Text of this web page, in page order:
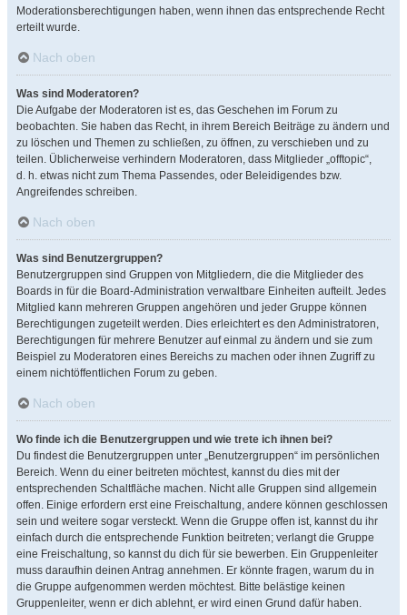
Moderationsberechtigungen haben, wenn ihnen das entsprechende Recht
erteilt wurde.
Nach oben
Was sind Moderatoren?
Die Aufgabe der Moderatoren ist es, das Geschehen im Forum zu
beobachten. Sie haben das Recht, in ihrem Bereich Beiträge zu ändern und
zu löschen und Themen zu schließen, zu öffnen, zu verschieben und zu
teilen. Üblicherweise verhindern Moderatoren, dass Mitglieder „offtopic“,
d. h. etwas nicht zum Thema Passendes, oder Beleidigendes bzw.
Angreifendes schreiben.
Nach oben
Was sind Benutzergruppen?
Benutzergruppen sind Gruppen von Mitgliedern, die die Mitglieder des
Boards in für die Board-Administration verwaltbare Einheiten aufteilt. Jedes
Mitglied kann mehreren Gruppen angehören und jeder Gruppe können
Berechtigungen zugeteilt werden. Dies erleichtert es den Administratoren,
Berechtigungen für mehrere Benutzer auf einmal zu ändern und sie zum
Beispiel zu Moderatoren eines Bereichs zu machen oder ihnen Zugriff zu
einem nichtöffentlichen Forum zu geben.
Nach oben
Wo finde ich die Benutzergruppen und wie trete ich ihnen bei?
Du findest die Benutzergruppen unter „Benutzergruppen“ im persönlichen
Bereich. Wenn du einer beitreten möchtest, kannst du dies mit der
entsprechenden Schaltfläche machen. Nicht alle Gruppen sind allgemein
offen. Einige erfordern erst eine Freischaltung, andere können geschlossen
sein und weitere sogar versteckt. Wenn die Gruppe offen ist, kannst du ihr
einfach durch die entsprechende Funktion beitreten; verlangt die Gruppe
eine Freischaltung, so kannst du dich für sie bewerben. Ein Gruppenleiter
muss daraufhin deinen Antrag annehmen. Er könnte fragen, warum du in
die Gruppe aufgenommen werden möchtest. Bitte belästige keinen
Gruppenleiter, wenn er dich ablehnt, er wird einen Grund dafür haben.